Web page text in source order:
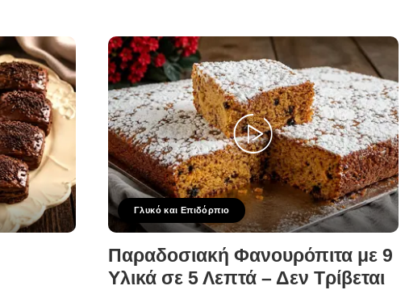
Γλυκό και Επιδόρπιο
Παραδοσιακή Φανουρόπιτα με 9
Υλικά σε 5 Λεπτά – Δεν Τρίβεται